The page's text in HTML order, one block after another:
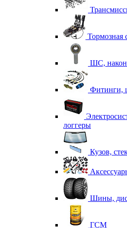
Тормозная
ШС,
Фитинги,
логгеры
Кузов,
Шины,
ГСМ